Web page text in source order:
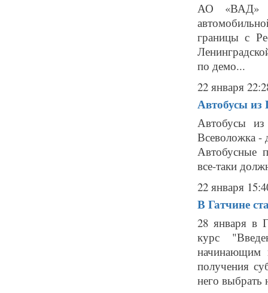
АО «ВАД» в
границы с
по демо...
22 января
Автобусы из
Автобусы
Всеволожка -
Автобусные
все-таки
22 января
В Гатчине
28 января в
курс
начинающим
получения
него выбрать